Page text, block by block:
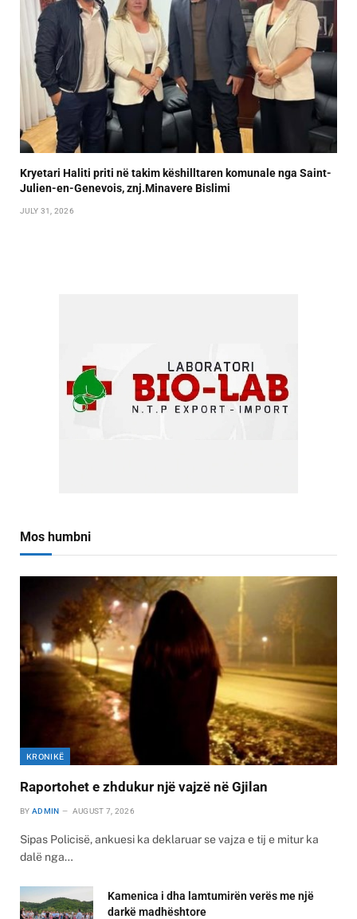
Kryetari Haliti priti në takim këshilltaren komunale nga Saint-
Julien-en-Genevois, znj.Minavere Bislimi
JULY 31, 2026
Mos humbni
KRONIKË
Raportohet e zhdukur një vajzë në Gjilan
BY ADMIN AUGUST 7, 2026
Sipas Policisë, ankuesi ka deklaruar se vajza e tij e mitur ka
dalë nga…
Kamenica i dha lamtumirën verës me një
darkë madhështore